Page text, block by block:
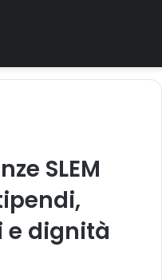
SLEM
dignità